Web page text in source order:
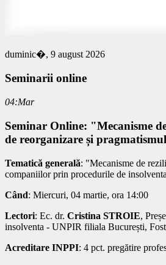
duminic�, 9 august 2026
Seminarii online
04:Mar
Seminar Online: "Mecanisme
de reorganizare și
Tematică generală: "Mecanisme de
companiilor prin procedurile de
Când: Miercuri, 04 martie, ora 14:00
Lectori: Ec. dr. Cristina STROIE,
insolventa - UNPIR filiala București,
Acreditare INPPI: 4 pct. pregătire